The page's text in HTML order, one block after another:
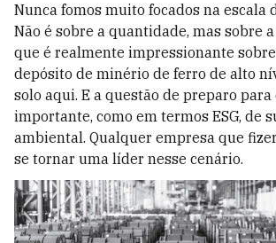
Nunca fomos muito focados na escala
Não é sobre a quantidade, mas sobre
que é realmente impressionante
depósito de minério de ferro de alto
solo aqui. E a questão de preparo
importante, como em termos ESG, de
ambiental. Qualquer empresa que
se tornar uma líder nesse cenário.